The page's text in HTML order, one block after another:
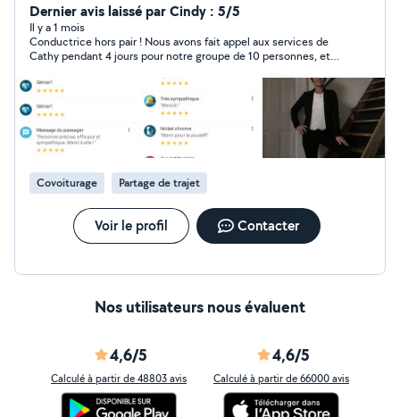
aller chercher vos enfants à l'école ou les garder Je peux
m'occuper de vos animaux quand vous êtes absent je
suis ponctuelle et sérieuse, aimable et souriante Sur
Latresne et environs , dispo tous les jours, matin -après
midi
Dernier avis laissé par Cindy : 5/5
Il y a 1 mois
Conductrice hors pair ! Nous avons fait appel aux services de
Cathy pendant 4 jours pour notre groupe de 10 personnes, et
ponctuelle et d’une grande gentillesse. Grâce à elle, tous nos
déplacements se sont déroulés sans le moindre souci. Un
immense merci pour son professionnalisme ! Nous
n’hésiterons pas une seconde à refaire appel à elle lors de notre
prochain séjour à Bordeaux.
Covoiturage Partage de trajet
Voir le profil Contacter
Nos utilisateurs nous évaluent
4,6/5
Calculé à partir de 48803 avis
4,6/5
Calculé à partir de 66000 avis